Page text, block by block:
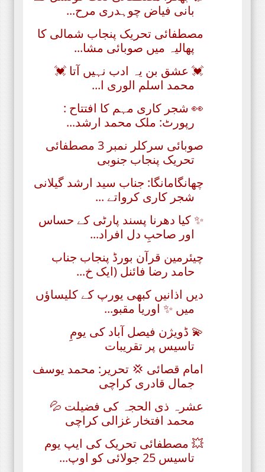
بانی فیاض چوہدری مرح...
مصطفائی تحریک پنجاب شمالی کا
پھالیہ میں صوبائی مشا...
💓 عشق بن یہ ادب نہیں آتا 💓
محمد اسلم الوری ا...
👀 شجر کاری مہم کا افتتاح :
رپورٹ: ملک محمد ارشد...
صوبائی سرکلر نمبر 3 مصطفائی
تحریک پنجاب جنوبی
چھانگامانگا: جناب سید ارشد گیلانی
شجر کاری کرواتے ...
✨ کیا دھرنا پسند پارٹی کے حساس
اور صاحبِ دل افراد...
چیئرمین قرآن بورڈ پنجاب جناب
حامد رضا فائنل (ایک خ...
دیں اذانیں کبھی یورپ کے کلیساؤں
میں ✨ اوریا مقبو...
💫 ڈویژن فیصل آباد کی یومِ
تاسیس پر تقریبات
امام قصائی 💢 تحریر: محمد یوسف
جمال قادری کراچی
عشرہ ذی الحجہ کی فضیلت 💦
محمد افتخار غزالی کراچی
💥 مصطفائی تحریک کی ایپ یوم
تاسیس 25 جولائی کو اوپ...